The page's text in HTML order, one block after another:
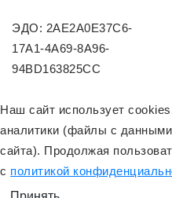
ЭДО: 2AE2A0E37C6-
17A1-4A69-8A96-
94BD163825CC
Наш сайт использует
аналитики (файлы с
сайта). Продолжая
с политикой